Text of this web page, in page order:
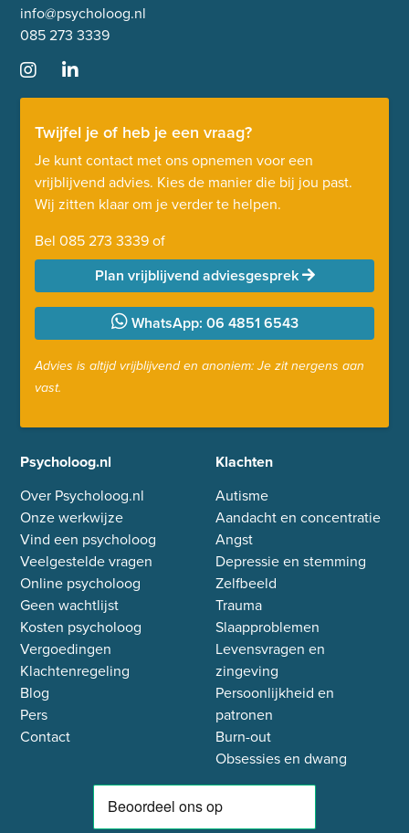
info@psycholoog.nl
085 273 3339
Twijfel je of heb je een vraag?
Je kunt contact met ons opnemen voor een
vrijblijvend advies. Kies de manier die bij jou past.
Wij zitten klaar om je verder te helpen.
Bel 085 273 3339of
Plan vrijblijvend adviesgesprek
WhatsApp: 06 4851 6543
Advies is altijd vrijblijvend en anoniem: Je zit nergens aan
vast.
Psycholoog.nl
Over Psycholoog.nl
Onze werkwijze
Vind een psycholoog
Veelgestelde vragen
Online psycholoog
Geen wachtlijst
Kosten psycholoog
Vergoedingen
Klachtenregeling
Blog
Pers
Contact
Klachten
Autisme
Aandacht en concentratie
Angst
Depressie en stemming
Zelfbeeld
Trauma
Slaapproblemen
Levensvragen en
zingeving
Persoonlijkheid en
patronen
Burn-out
Obsessies en dwang